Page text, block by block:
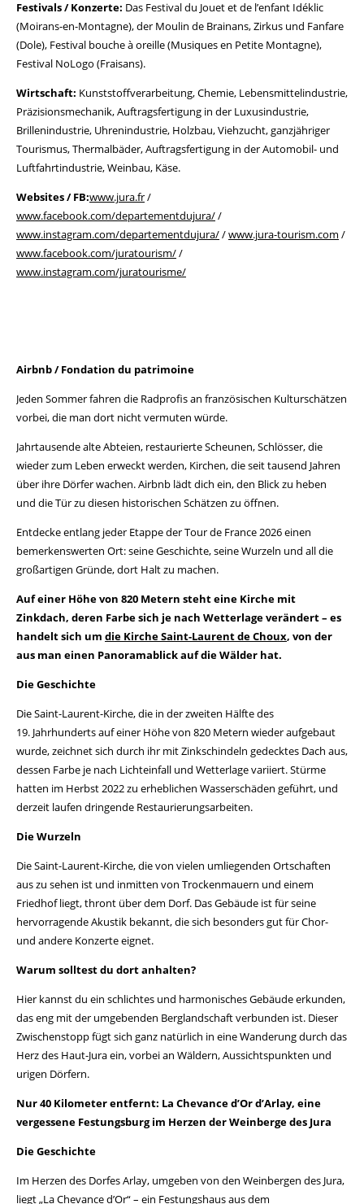
Festivals / Konzerte: Das Festival du Jouet et de l’enfant Idéklic
(Moirans-en-Montagne), der Moulin de Brainans, Zirkus und Fanfare
(Dole), Festival bouche à oreille (Musiques en Petite Montagne),
Festival NoLogo (Fraisans).
Wirtschaft: Kunststoffverarbeitung, Chemie, Lebensmittelindustrie,
Präzisionsmechanik, Auftragsfertigung in der Luxusindustrie,
Brillenindustrie, Uhrenindustrie, Holzbau, Viehzucht, ganzjähriger
Tourismus, Thermalbäder, Auftragsfertigung in der Automobil- und
Luftfahrtindustrie, Weinbau, Käse.
Websites / FB:www.jura.fr/
www.facebook.com/departementdujura//
www.instagram.com/departementdujura//www.jura-tourism.com /
www.facebook.com/juratourism//
www.instagram.com/juratourisme/
Airbnb / Fondation du patrimoine
Jeden Sommer fahren die Radprofis an französischen Kulturschätzen
vorbei, die man dort nicht vermuten würde.
Jahrtausende alte Abteien, restaurierte Scheunen, Schlösser, die
wieder zum Leben erweckt werden, Kirchen, die seit tausend Jahren
über ihre Dörfer wachen. Airbnb lädt dich ein, den Blick zu heben
und die Tür zu diesen historischen Schätzen zu öffnen.
Entdecke entlang jeder Etappe der Tour de France 2026 einen
bemerkenswerten Ort: seine Geschichte, seine Wurzeln und all die
großartigen Gründe, dort Halt zu machen.
Auf einer Höhe von 820 Metern steht eine Kirche mit
Zinkdach, deren Farbe sich je nach Wetterlage verändert – es
handelt sich um die Kirche Saint-Laurent de Choux, von der
aus man einen Panoramablick auf die Wälder hat.
Die Geschichte
Die Saint-Laurent-Kirche, die in der zweiten Hälfte des
19. Jahrhunderts auf einer Höhe von 820 Metern wieder aufgebaut
wurde, zeichnet sich durch ihr mit Zinkschindeln gedecktes Dach aus,
dessen Farbe je nach Lichteinfall und Wetterlage variiert. Stürme
hatten im Herbst 2022 zu erheblichen Wasserschäden geführt, und
derzeit laufen dringende Restaurierungsarbeiten.
Die Wurzeln
Die Saint-Laurent-Kirche, die von vielen umliegenden Ortschaften
aus zu sehen ist und inmitten von Trockenmauern und einem
Friedhof liegt, thront über dem Dorf. Das Gebäude ist für seine
hervorragende Akustik bekannt, die sich besonders gut für Chor-
und andere Konzerte eignet.
Warum solltest du dort anhalten?
Hier kannst du ein schlichtes und harmonisches Gebäude erkunden,
das eng mit der umgebenden Berglandschaft verbunden ist. Dieser
Zwischenstopp fügt sich ganz natürlich in eine Wanderung durch das
Herz des Haut-Jura ein, vorbei an Wäldern, Aussichtspunkten und
urigen Dörfern.
Nur 40 Kilometer entfernt: La Chevance d’Or d’Arlay, eine
vergessene Festungsburg im Herzen der Weinberge des Jura
Die Geschichte
Im Herzen des Dorfes Arlay, umgeben von den Weinbergen des Jura,
liegt „La Chevance d’Or“ – ein Festungshaus aus dem